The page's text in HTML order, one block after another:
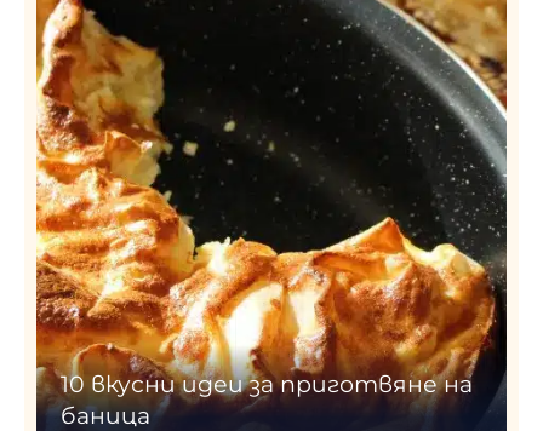
10 вкусни идеи за приготвяне на
баница